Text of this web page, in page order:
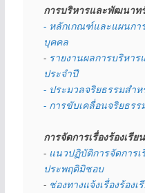
การบริหารและพัฒนาท
- หลักเกณฑ์และแผนกา
บุคคล
- รายงานผลการบริหา
ประจำปี
- ประมวลจริยธรรมสำ
- การขับเคลื่อนจริยธรร
การจัดการเรื่องร้องเรี
- แนวปฏิบัติการจัดการเ
ประพฤติมิชอบ
- ช่องทางแจ้งเรื่องร้องเ